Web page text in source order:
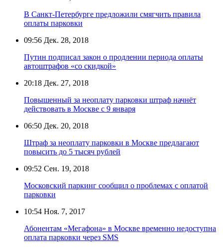
В Санкт-Петербурге предложили смягчить правила
оплаты парковки
09:56 Дек. 28, 2018
Путин подписал закон о продлении периода оплаты
автоштрафов «со скидкой»
20:18 Дек. 27, 2018
Повышенный за неоплату парковки штраф начнёт
действовать в Москве с 9 января
06:50 Дек. 20, 2018
Штраф за неоплату парковки в Москве предлагают
повысить до 5 тысяч рублей
09:52 Сен. 19, 2018
Московский паркинг сообщил о проблемах с оплатой
парковки
10:54 Ноя. 7, 2017
Абонентам «Мегафона» в Москве временно недоступна
оплата парковки через SMS